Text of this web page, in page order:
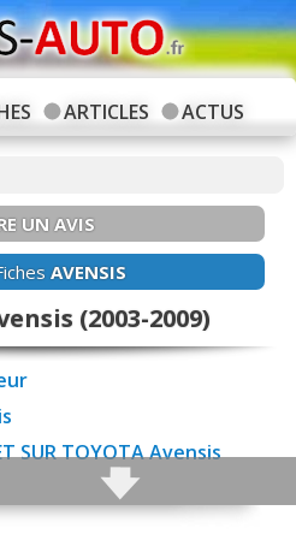
ARTICLES
ACTUS
UN AVIS
AVENSIS
(2003-2009)
SUR TOYOTA Avensis